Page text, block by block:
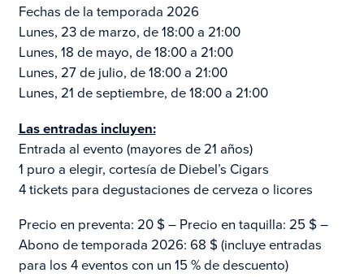
Fechas de la temporada 2026
Lunes, 23 de marzo, de 18:00 a 21:00
Lunes, 18 de mayo, de 18:00 a 21:00
Lunes, 27 de julio, de 18:00 a 21:00
Lunes, 21 de septiembre, de 18:00 a 21:00
Las entradas incluyen:
Entrada al evento (mayores de 21 años)
1 puro a elegir, cortesía de Diebel’s Cigars
4 tickets para degustaciones de cerveza o licores
Precio en preventa: 20 $ – Precio en taquilla: 25 $ –
Abono de temporada 2026: 68 $ (incluye entradas
para los 4 eventos con un 15 % de descuento)